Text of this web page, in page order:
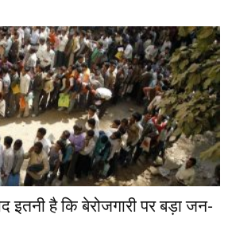
इतनी है कि बेरोजगारी पर बड़ा जन-